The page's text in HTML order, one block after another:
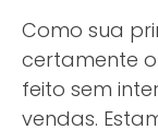
Como sua
certamente
feito sem
vendas.